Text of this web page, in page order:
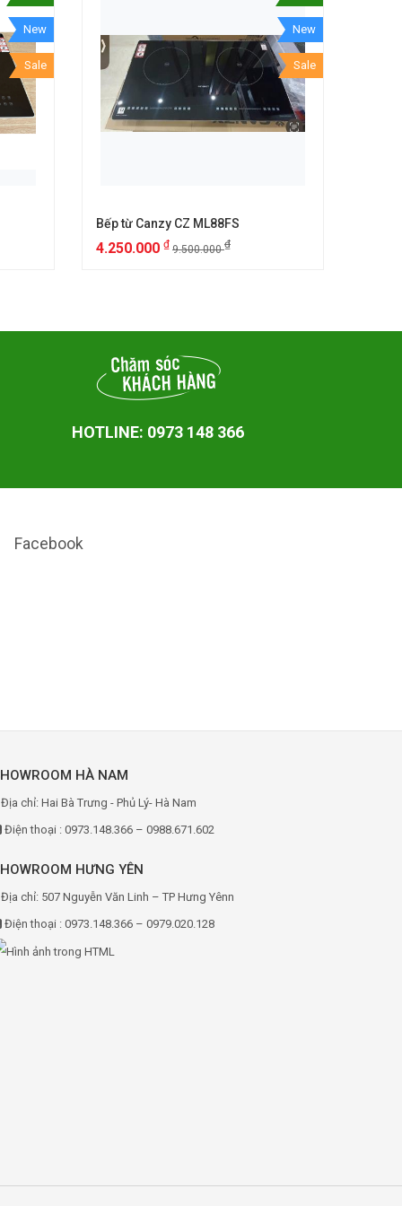
New
Sale
New
Sale
Bếp từ Canzy CZ ML88FS
4.250.000 ₫ 9.500.000₫
HOTLINE: 0973 148 366
Facebook
HÀ NAM
chỉ: Hai Bà Trưng - Phủ Lý- Hà Nam
Điện thoại : 0973.148.366 – 0988.671.602
HƯNG YÊN
chỉ: 507 Nguyễn Văn Linh – TP Hưng Yênn
Điện thoại : 0973.148.366 – 0979.020.128